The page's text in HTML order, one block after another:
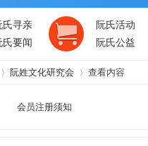
氏寻亲
氏要闻
阮氏活动
阮氏公益
阮姓文化研究会 查看内容
会员注册须知